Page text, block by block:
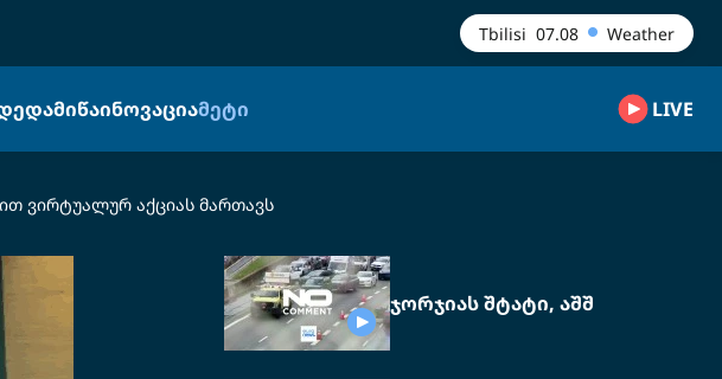
Tbilisi 07.08 Weather
ᲘᲜᲝᲕᲐᲪᲘᲐᲛᲔᲢᲘ LIVE
ვირტუალურ აქციას მართავს
ჯორჯიას შტატი, აშშ